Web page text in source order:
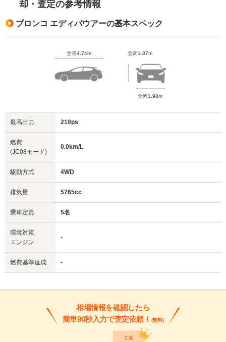
却・査定の参考情報
ブロンコ エディバウアーの基本スペック
全長4.74m 全高1.87m
全幅1.98m
最高出力 210ps
燃費
(JC08モード)
0.0km/L
駆動方式 4WD
排気量 5765cc
乗車定員 5名
環境対策
エンジン
-
燃費基準達成 -
相場情報を確認したら
簡単90秒入力で査定依頼！ (無料)